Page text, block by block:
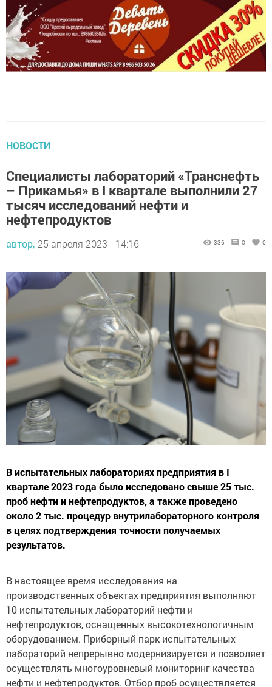
НОВОСТИ
Специалисты лабораторий «Транснефть
– Прикамья» в I квартале выполнили 27
тысяч исследований нефти и
нефтепродуктов
автор, 25 апреля 2023 - 14:16 336 0 0
В испытательных лабораториях предприятия в I
квартале 2023 года было исследовано свыше 25 тыс.
проб нефти и нефтепродуктов, а также проведено
около 2 тыс. процедур внутрилабораторного контроля
в целях подтверждения точности получаемых
результатов.
В настоящее время исследования на
производственных объектах предприятия выполняют
10 испытательных лабораторий нефти и
нефтепродуктов, оснащенных высокотехнологичным
оборудованием. Приборный парк испытательных
лабораторий непрерывно модернизируется и позволяет
осуществлять многоуровневый мониторинг качества
нефти и нефтепродуктов. Отбор проб осуществляется